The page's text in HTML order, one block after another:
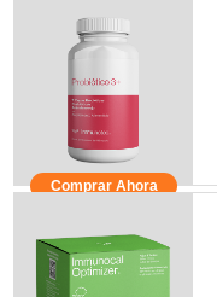
Comprar Ahora